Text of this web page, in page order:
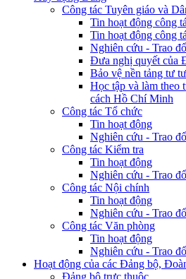
Công tác Tuyên giáo và
Tin hoạt động công
Tin hoạt động công
Nghiên cứu - Trao
Đưa nghị quyết của
Bảo vệ nền tảng tư
Học tập và làm theo
cách Hồ Chí Minh
Công tác Tổ chức
Tin hoạt động
Nghiên cứu - Trao
Công tác Kiểm tra
Tin hoạt động
Nghiên cứu - Trao
Công tác Nội chính
Tin hoạt động
Nghiên cứu - Trao
Công tác Văn phòng
Tin hoạt động
Nghiên cứu - Trao
Hoạt động của các Đảng bộ,
Đảng bộ trực thuộc